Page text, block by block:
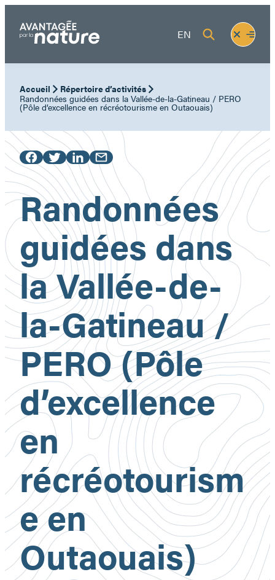
contenu
EN
Fermer
le
menu
Ouvrir
le
Accueil Répertoire d’activités
Randonnées guidées dans la Vallée-de-la-Gatineau / PERO
(Pôle d’excellence en récréotourisme en Outaouais)
Randonnées
guidées dans
la Vallée-de-
la-Gatineau /
PERO (Pôle
d’excellence
en
récréotourism
e en
Outaouais)